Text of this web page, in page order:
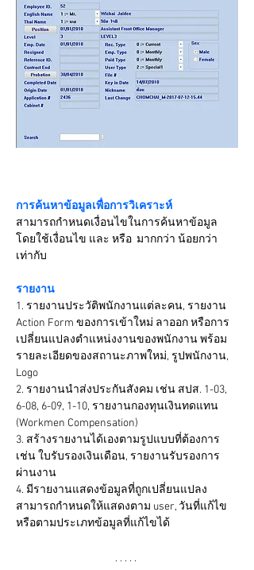
การค้นหาข้อมูลเพื่อการวิเคราะห์
สามารถกำหนดเงื่อนไขในการค้นหาข้อมูล
โดยใช้เงื่อนไข และ หรือ  มากกว่า น้อยกว่า
เท่ากับ
รายงาน
1. รายงานประวัติพนักงานแต่ละคน, รายงาน
Action Form ของการเข้าใหม่ ลาออก หรือการ
เปลี่ยนแปลงตำแหน่งงานของพนักงาน พร้อม
รายละเอียดของสถานะภาพใหม่, รูปพนักงาน,
Logo
2. รายงานนำส่งประกันสังคม เช่น สปส. 1-03,
6-08, 6-09, 1-10, รายงานกองทุนเงินทดแทน
(Workmen Compensation)
3. สร้างรายงานได้เองตามรูปแบบที่ต้องการ
เช่น ใบรับรองเงินเดือน, รายงานรับรองการ
ผ่านงาน
4. มีรายงานแสดงข้อมูลที่ถูกเปลี่ยนแปลง
สามารถกำหนดให้แสดงตาม user, วันที่แก้ไข
หรือตามประเภทข้อมูลที่แก้ไขได้